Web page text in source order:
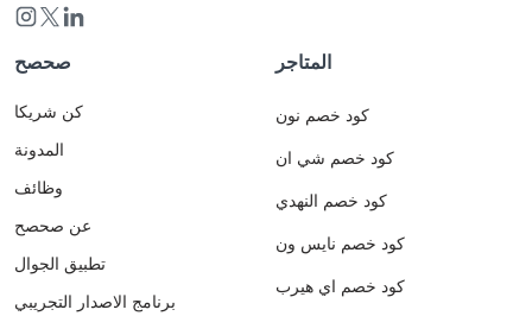
صحصح
كن شريكا
المدونة
وظائف
عن صحصح
تطبيق الجوال
برنامج الاصدار التجريبي
المتاجر
كود خصم نون
كود خصم شي ان
كود خصم النهدي
كود خصم نايس ون
كود خصم اي هيرب